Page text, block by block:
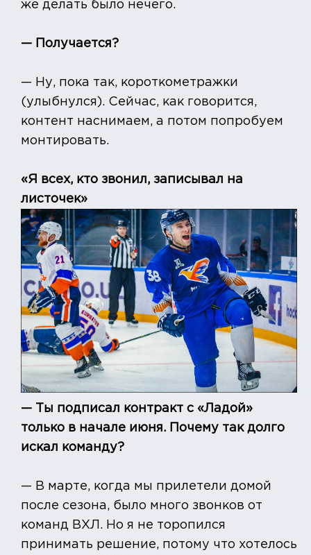
же делать было нечего.
— Получается?
— Ну, пока так, короткометражки
(улыбнулся). Сейчас, как говорится,
контент наснимаем, а потом попробуем
монтировать.
«Я всех, кто звонил, записывал на
листочек»
— Ты подписал контракт с «Ладой»
только в начале июня. Почему так долго
искал команду?
— В марте, когда мы прилетели домой
после сезона, было много звонков от
команд ВХЛ. Но я не торопился
принимать решение, потому что хотелось